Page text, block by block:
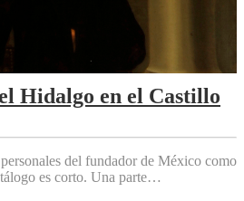
Hidalgo en el Castillo
del fundador de México como
es corto. Una parte…